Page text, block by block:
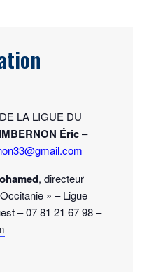
LA LIGUE DU
Éric–
, directeur
» – Ligue
– 07 81 21 67 98 –